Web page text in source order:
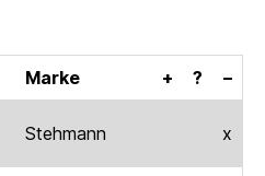
Marke + ?
–
Stehmann x